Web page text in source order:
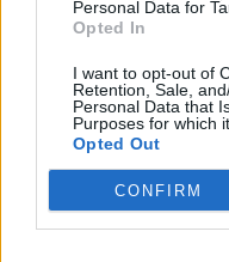
Personal Data for
Opted In
I want to opt-out of
Retention, Sale,
Personal Data that
Purposes for which
Opted Out
CONFIRM
neatsakytus
epochos klausimus